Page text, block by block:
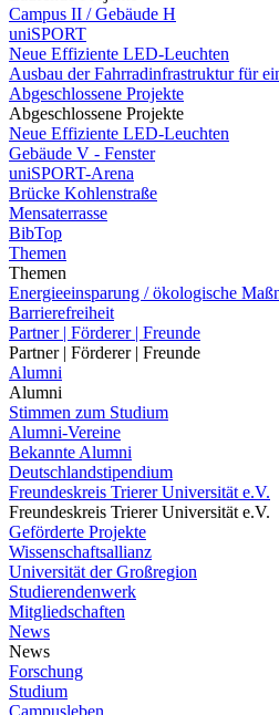
Campus II / Gebäude H
uniSPORT
Neue Effiziente LED-Leuchten
Ausbau der Fahrradinfrastruktur für
Abgeschlossene Projekte
Abgeschlossene Projekte
Neue Effiziente LED-Leuchten
Gebäude V - Fenster
uniSPORT-Arena
Brücke Kohlenstraße
Mensaterrasse
BibTop
Themen
Themen
Energieeinsparung / ökologische
Barrierefreiheit
Partner | Förderer | Freunde
Partner | Förderer | Freunde
Alumni
Alumni
Stimmen zum Studium
Alumni-Vereine
Bekannte Alumni
Deutschlandstipendium
Freundeskreis Trierer Universität e.V.
Freundeskreis Trierer Universität e.V.
Geförderte Projekte
Wissenschaftsallianz
Universität der Großregion
Studierendenwerk
Mitgliedschaften
News
News
Forschung
Studium
Campusleben